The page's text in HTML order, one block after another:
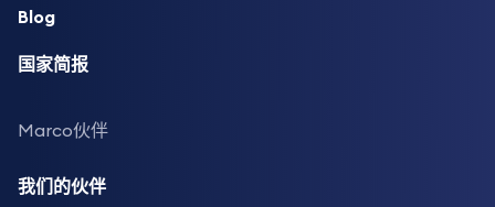
Blog
国家简报
Marco伙伴
我们的伙伴